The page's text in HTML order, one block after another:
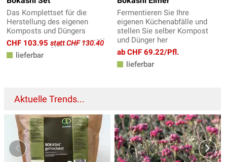
Das Komplettset für die
Herstellung des eigenen
Komposts und Düngers
CHF 103.95 statt CHF 130.40
lieferbar
Fermentieren Sie Ihre
eigenen Küchenabfälle und
stellen Sie selber Kompost
und Dünger her
ab CHF 69.22/Pfl.
lieferbar
Aktuelle Trends...